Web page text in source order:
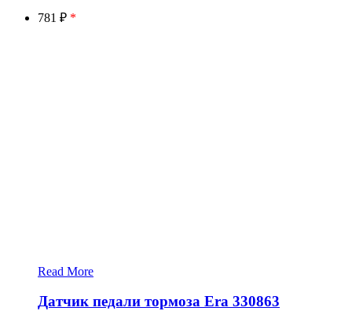
781 ₽ *
Read More
Датчик педали тормоза Era 330863